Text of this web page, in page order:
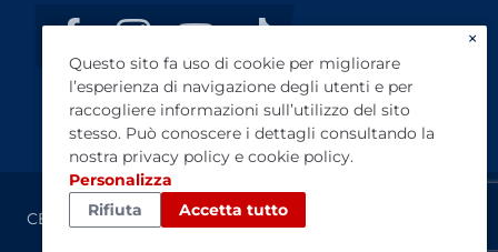
CENTRALCAR SPA - C.F. / P.IVA: 01794940542
×
Questo sito fa uso di cookie per migliorare
l’esperienza di navigazione degli utenti e per
raccogliere informazioni sull’utilizzo del sito
stesso. Può conoscere i dettagli consultando la
nostra privacy policy e cookie policy.
Personalizza
Rifiuta
Accetta tutto